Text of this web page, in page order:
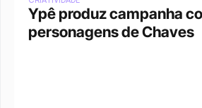
Ypê produz campanha
personagens de Chaves